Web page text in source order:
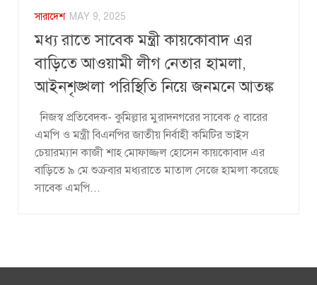
সারাদেশ MAY 9, 2025
মধ্য রাতে সাবেক মন্ত্রী কায়কোবাদ এর
বাড়িতে আওয়ামী লীগ নেতার হামলা,
আইনশৃঙ্খলা পরিস্থিতি নিয়ে জনমনে আতঙ্ক
নিজস্ব প্রতিবেদক- কুমিল্লার মুরাদনগরের সাবেক ৫ বারের
এমপি ও মন্ত্রী বিএনপির জাতীয় নির্বাহী কমিটির ভাইস
চেয়ারম্যান কাজী শাহ মোফাজ্জল হোসেন কায়কোবাদ এর
বাড়িতে ৯ মে শুক্রবার মধ্যরাতে মাতাল সেজে হামলা করেছে
সাবেক এমপি...